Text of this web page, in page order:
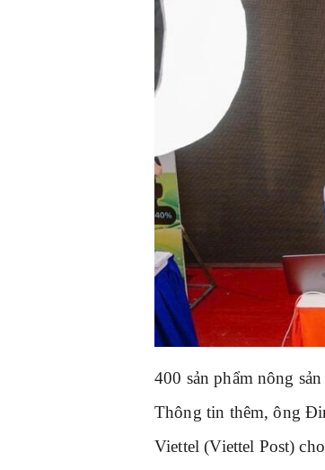
400 sản phẩm nông
Thông tin thêm, ông
Viettel (Viettel Post)